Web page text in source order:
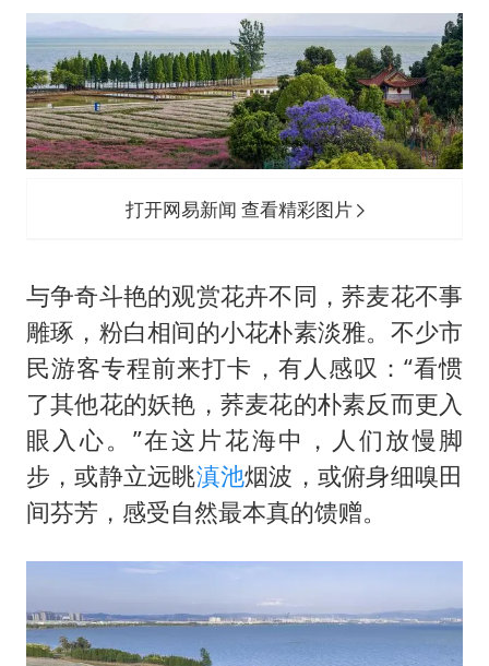
笔试第一被劝弃考涉事副校长被撤职
《龙餐馆》 冲奖
构建更高水平的全民健身公共服务体系
男子被沙蜇蜇伤5小时后呼吸困难
打开网易新闻 查看精彩图片
与争奇斗艳的观赏花卉不同，荞麦花不事
雕琢，粉白相间的小花朴素淡雅。不少市
民游客专程前来打卡，有人感叹：“看惯
了其他花的妖艳，荞麦花的朴素反而更入
眼入心。”在这片花海中，人们放慢脚
步，或静立远眺滇池烟波，或俯身细嗅田
间芬芳，感受自然最本真的馈赠。